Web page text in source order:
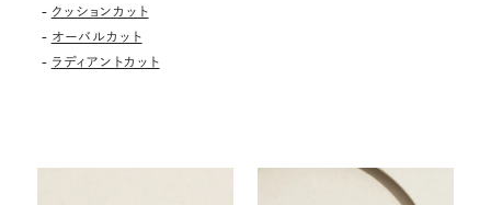
- クッションカット
- オーバルカット
- ラディアントカット